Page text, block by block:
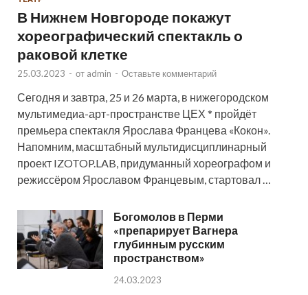
В Нижнем Новгороде покажут
хореографический спектакль о
раковой клетке
25.03.2023 - от admin - Оставьте комментарий
Сегодня и завтра, 25 и 26 марта, в нижегородском
мультимедиа-арт-пространстве ЦЕХ * пройдёт
премьера спектакля Ярослава Францева «Кокон».
Напомним, масштабный мультидисциплинарный
проект IZOTOP.LAB, придуманный хореографом и
режиссёром Ярославом Францевым, стартовал …
Богомолов в Перми
«препарирует Вагнера
глубинным русским
пространством»
24.03.2023